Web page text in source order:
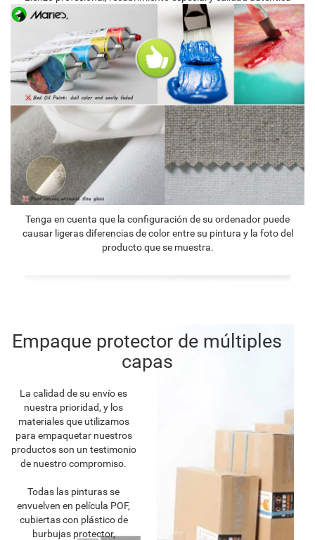
Tenga en cuenta que la configuración de su ordenador puede
causar ligeras diferencias de color entre su pintura y la foto del
producto que se muestra.
Empaque protector de múltiples
capas
La calidad de su envío es
nuestra prioridad, y los
materiales que utilizamos
para empaquetar nuestros
productos son un testimonio
de nuestro compromiso.
Todas las pinturas se
envuelven en película POF,
cubiertas con plástico de
burbujas protector,